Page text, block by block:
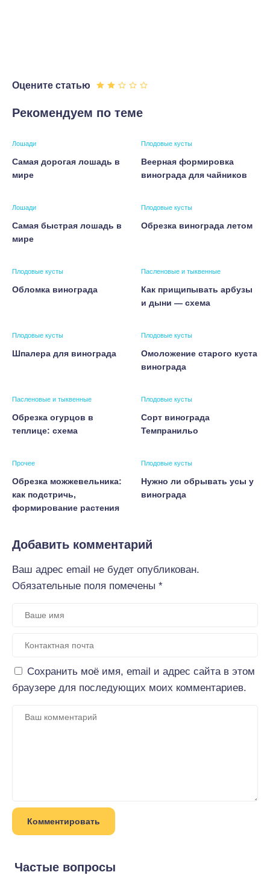
Оцените статью
Рекомендуем по теме
Лошади
Самая дорогая лошадь в
мире
Плодовые кусты
Веерная формировка
винограда для чайников
Лошади
Самая быстрая лошадь в
мире
Плодовые кусты
Обрезка винограда летом
Плодовые кусты
Обломка винограда
Пасленовые и тыквенные
Как прищипывать арбузы
и дыни — схема
Плодовые кусты
Шпалера для винограда
Плодовые кусты
Омоложение старого куста
винограда
Пасленовые и тыквенные
Обрезка огурцов в
теплице: схема
Плодовые кусты
Сорт винограда
Темпранильо
Прочее
Обрезка можжевельника:
как подстричь,
формирование растения
Плодовые кусты
Нужно ли обрывать усы у
винограда
Добавить комментарий
Ваш адрес email не будет опубликован.
Обязательные поля помечены *
Сохранить моё имя, email и адрес сайта в этом
браузере для последующих моих комментариев.
Частые вопросы